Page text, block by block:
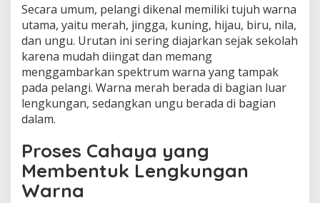
Secara umum, pelangi dikenal memiliki tujuh warna
utama, yaitu merah, jingga, kuning, hijau, biru, nila,
dan ungu. Urutan ini sering diajarkan sejak sekolah
karena mudah diingat dan memang
menggambarkan spektrum warna yang tampak
pada pelangi. Warna merah berada di bagian luar
lengkungan, sedangkan ungu berada di bagian
dalam.
Proses Cahaya yang
Membentuk Lengkungan
Warna